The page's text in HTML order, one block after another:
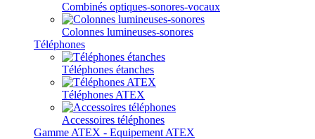
Combinés optiques-sonores-vocaux
Colonnes lumineuses-sonores
Téléphones
Téléphones étanches
Téléphones ATEX
Accessoires téléphones
Gamme ATEX - Equipement ATEX